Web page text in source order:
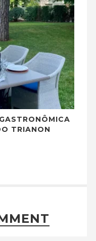
TRIANON